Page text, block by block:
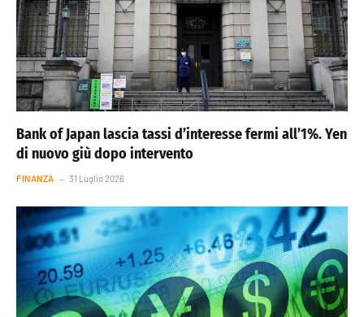
Bank of Japan lascia tassi d’interesse fermi all’1%. Yen
di nuovo giù dopo intervento
FINANZA 31 Luglio 2026